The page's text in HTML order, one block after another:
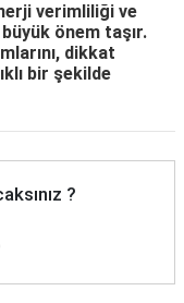
verimliliği ve
önem taşır.
dikkat
bir şekilde
?